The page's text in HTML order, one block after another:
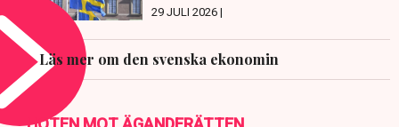
29 JULI 2026 |
Läs mer om den svenska ekonomin